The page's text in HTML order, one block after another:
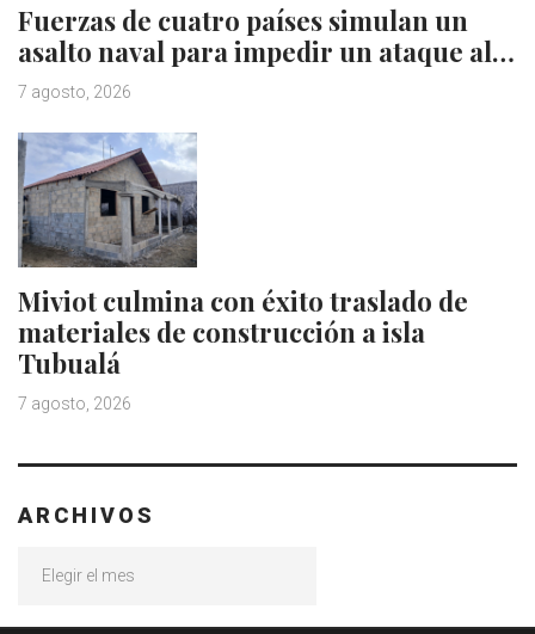
Fuerzas de cuatro países simulan un
asalto naval para impedir un ataque al…
7 agosto, 2026
Miviot culmina con éxito traslado de
materiales de construcción a isla
Tubualá
7 agosto, 2026
ARCHIVOS